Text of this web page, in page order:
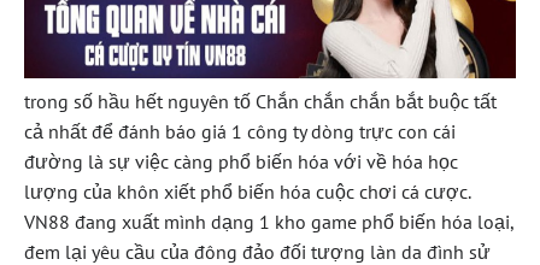
trong số hầu hết nguyên tố Chắn chắn chắn bắt buộc tất
cả nhất để đánh báo giá 1 công ty dòng trực con cái
đường là sự việc càng phổ biến hóa với về hóa học
lượng của khôn xiết phổ biến hóa cuộc chơi cá cược.
VN88 đang xuất mình dạng 1 kho game phổ biến hóa loại,
đem lại yêu cầu của đông đảo đối tượng làn da đình sử